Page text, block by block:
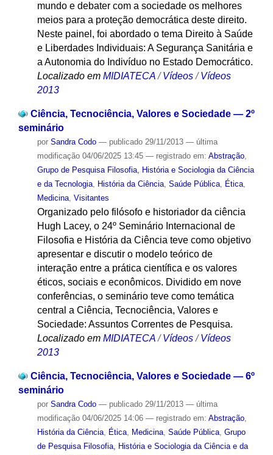
mundo e debater com a sociedade os melhores
meios para a proteção democrática deste direito.
Neste painel, foi abordado o tema Direito à Saúde
e Liberdades Individuais: A Segurança Sanitária e
a Autonomia do Indivíduo no Estado Democrático.
Localizado em MIDIATECA /Vídeos /Vídeos
2013
Ciência, Tecnociência, Valores e Sociedade — 2º
seminário
por Sandra Codo — publicado29/11/2013 — última
modificação04/06/2025 13:45 — registrado em: Abstração,
Grupo de Pesquisa Filosofia, História e Sociologia da Ciência
e da Tecnologia, História da Ciência, Saúde Pública, Ética,
Medicina, Visitantes
Organizado pelo filósofo e historiador da ciência
Hugh Lacey, o 24º Seminário Internacional de
Filosofia e História da Ciência teve como objetivo
apresentar e discutir o modelo teórico de
interação entre a prática científica e os valores
éticos, sociais e econômicos. Dividido em nove
conferências, o seminário teve como temática
central a Ciência, Tecnociência, Valores e
Sociedade: Assuntos Correntes de Pesquisa.
Localizado em MIDIATECA /Vídeos /Vídeos
2013
Ciência, Tecnociência, Valores e Sociedade — 6º
seminário
por Sandra Codo — publicado29/11/2013 — última
modificação04/06/2025 14:06 — registrado em: Abstração,
História da Ciência, Ética, Medicina, Saúde Pública, Grupo
de Pesquisa Filosofia, História e Sociologia da Ciência e da